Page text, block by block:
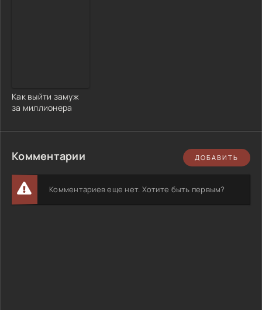
Как выйти замуж
за миллионера
Комментарии ДОБАВИТЬ
Комментариев еще нет. Хотите быть первым?